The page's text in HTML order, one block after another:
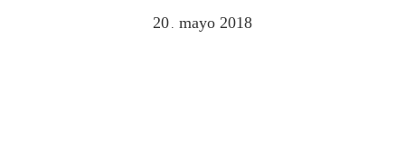
20 mayo 2018